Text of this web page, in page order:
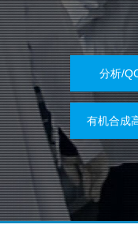
分析/
有机合成